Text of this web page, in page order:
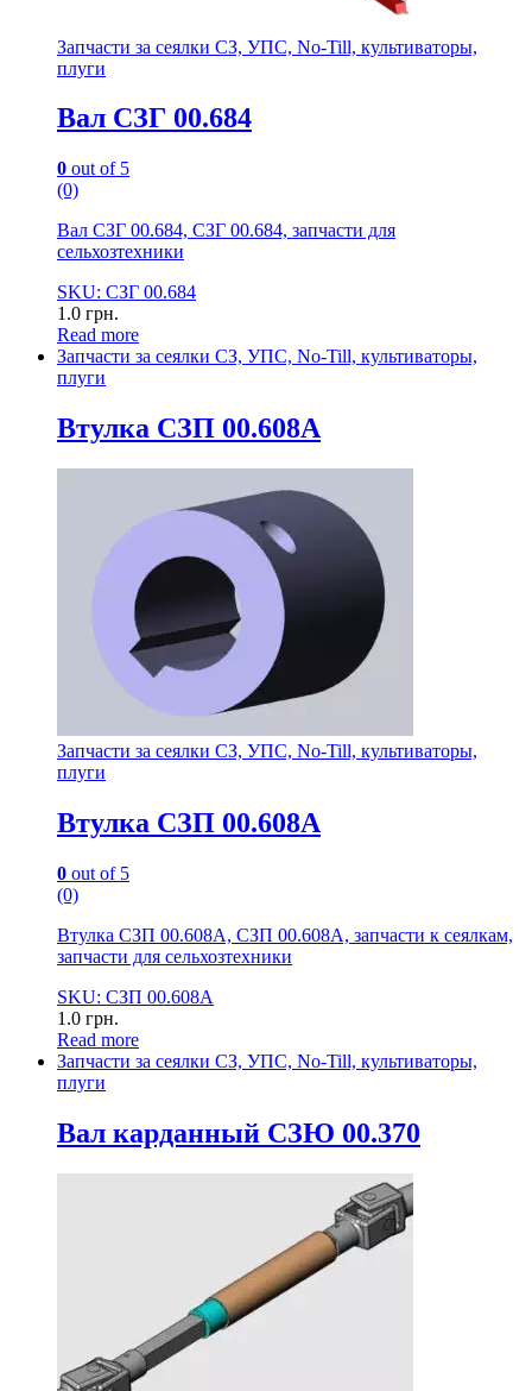
Запчасти за сеялки СЗ, УПС, No-Till, культиваторы,
плуги
Вал СЗГ 00.684
0 out of 5
(0)
Вал СЗГ 00.684, СЗГ 00.684, запчасти для
сельхозтехники
SKU: СЗГ 00.684
1.0 грн.
Read more
Запчасти за сеялки СЗ, УПС, No-Till, культиваторы,
плуги
Втулка СЗП 00.608А
Запчасти за сеялки СЗ, УПС, No-Till, культиваторы,
плуги
Втулка СЗП 00.608А
0 out of 5
(0)
Втулка СЗП 00.608А, СЗП 00.608А, запчасти к сеялкам,
запчасти для сельхозтехники
SKU: СЗП 00.608А
1.0 грн.
Read more
Запчасти за сеялки СЗ, УПС, No-Till, культиваторы,
плуги
Вал карданный СЗЮ 00.370